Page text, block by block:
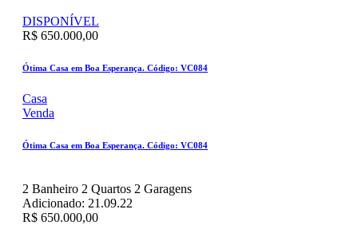
DISPONÍVEL
R$ 650.000,00
Ótima Casa em Boa Esperança. Código: VC084
Casa
Venda
Ótima Casa em Boa Esperança. Código: VC084
2 Banheiro 2 Quartos 2 Garagens
Adicionado: 21.09.22
R$ 650.000,00